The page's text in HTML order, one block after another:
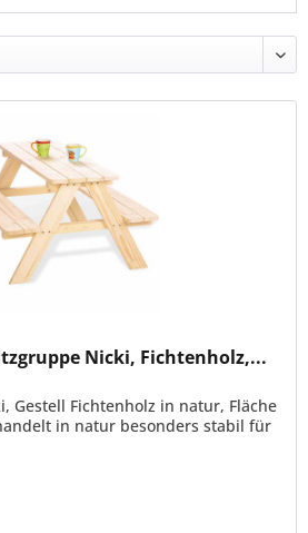
Nicki, Fichtenholz,...
Gestell Fichtenholz in natur, Fläche
in natur besonders stabil für